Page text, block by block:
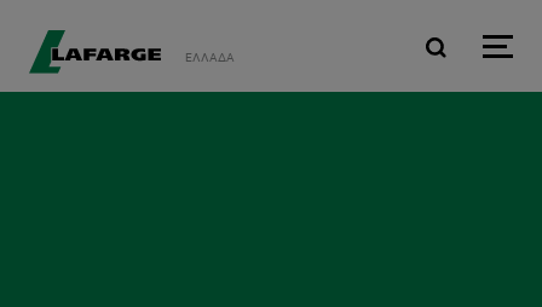
ΕΛΛΆΔΑ